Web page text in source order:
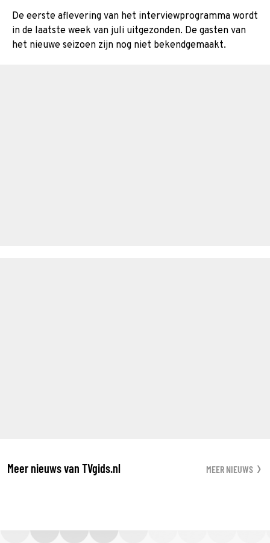
De eerste aflevering van het interviewprogramma wordt
in de laatste week van juli uitgezonden. De gasten van
het nieuwe seizoen zijn nog niet bekendgemaakt.
Meer nieuws van TVgids.nl MEER NIEUWS